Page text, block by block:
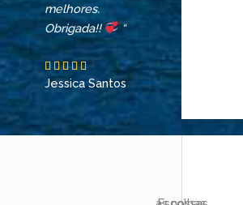
melhores.
Obrigada!!
“
    R
a
e
Jessica Santos